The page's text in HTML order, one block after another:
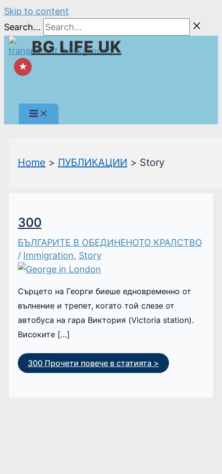
Skip to content
Search...
BG LIFE UK
★
Home ПУБЛИКАЦИИ Story
300
БЪЛГАРИТЕ В ОБЕДИНЕНОТО КРАЛСТВО
/ Immigration, Story
Сърцето на Георги биеше едновременно от
вълнение и трепет, когато той слезе от
автобуса на гара Виктория (Victoria station).
Високите […]
300Прочети повече в статията >